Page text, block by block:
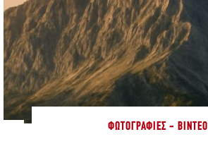
ΦΩΤΟΓΡΑΦΊΕΣ - ΒΊΝΤΕΟ